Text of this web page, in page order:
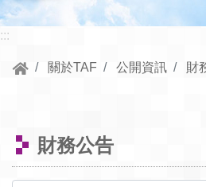
:::
關於TAF 公開資訊 財
財務公告